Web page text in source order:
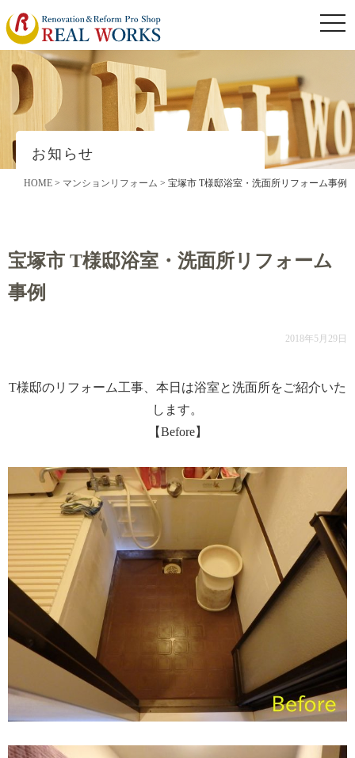
お知らせ
HOME > マンションリフォーム > 宝塚市 T様邸浴室・洗面所リフォーム事例
宝塚市 T様邸浴室・洗面所リフォーム
事例
2018年5月29日
T様邸のリフォーム工事、本日は浴室と洗面所をご紹介いた
します。
【Before】